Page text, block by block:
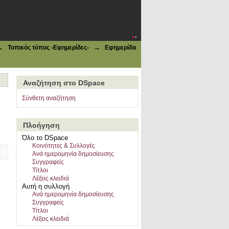
Τοπικός τύπος -Εφημερίδες- →
Εφημερίδα
Αναζήτηση στο DSpace
Σύνθετη αναζήτηση
Πλοήγηση
Όλο το DSpace
Κοινότητες & Συλλογές
Ανά ημερομηνία δημοσίευσης
Συγγραφείς
Τίτλοι
Λέξεις κλειδιά
Αυτή η συλλογή
Ανά ημερομηνία δημοσίευσης
Συγγραφείς
Τίτλοι
Λέξεις κλειδιά